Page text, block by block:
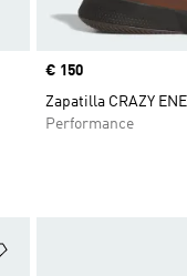
Precio
€ 150
Zapatilla CRAZY
Performance